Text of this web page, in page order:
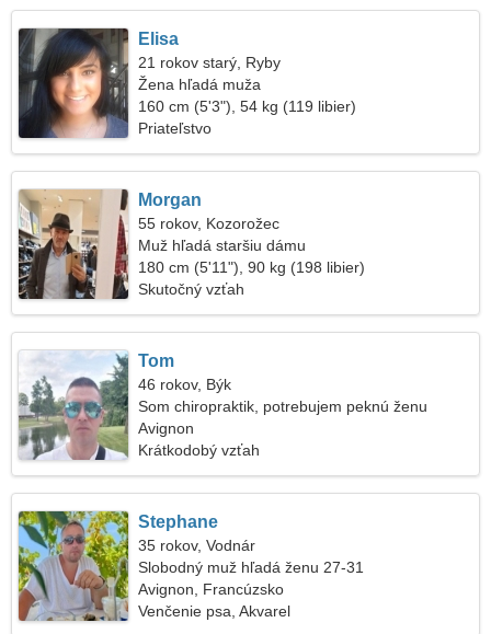
Elisa
21 rokov starý, Ryby
Žena hľadá muža
160 cm (5'3"), 54 kg (119 libier)
Priateľstvo
Morgan
55 rokov, Kozorožec
Muž hľadá staršiu dámu
180 cm (5'11"), 90 kg (198 libier)
Skutočný vzťah
Tom
46 rokov, Býk
Som chiropraktik, potrebujem peknú ženu
Avignon
Krátkodobý vzťah
Stephane
35 rokov, Vodnár
Slobodný muž hľadá ženu 27-31
Avignon, Francúzsko
Venčenie psa, Akvarel